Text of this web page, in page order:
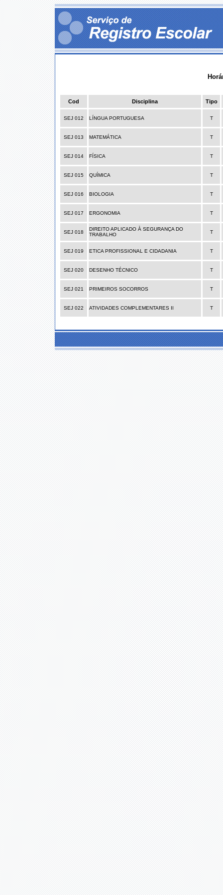
Cod Disciplina Tipo
SEJ 012 LÍNGUA PORTUGUESA T
SEJ 013 MATEMÁTICA T
SEJ 014 FÍSICA T
SEJ 015 QUÍMICA T
SEJ 016 BIOLOGIA T
SEJ 017 ERGONOMIA T
SEJ 018
DIREITO APLICADO À SEGURANÇA DO
TRABALHO
T
SEJ 019 ETICA PROFISSIONAL E CIDADANIA T
SEJ 020 DESENHO TÉCNICO T
SEJ 021 PRIMEIROS SOCORROS T
SEJ 022 ATIVIDADES COMPLEMENTARES II T